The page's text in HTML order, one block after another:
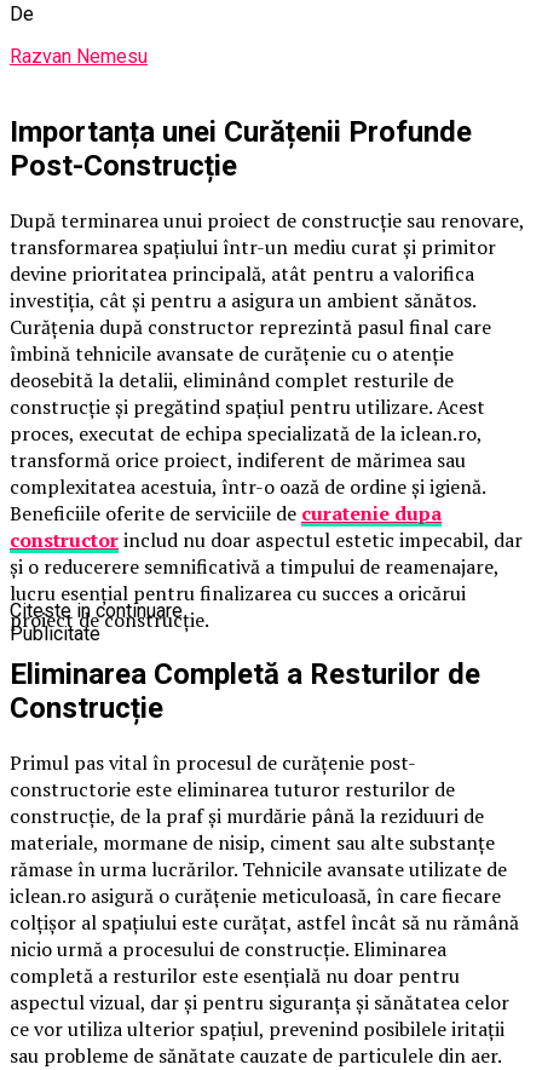
De
Razvan Nemesu
Importanța unei Curățenii Profunde
Post-Construcție
După terminarea unui proiect de construcție sau renovare,
transformarea spațiului într-un mediu curat și primitor
devine prioritatea principală, atât pentru a valorifica
investiția, cât și pentru a asigura un ambient sănătos.
Curățenia după constructor reprezintă pasul final care
îmbină tehnicile avansate de curățenie cu o atenție
deosebită la detalii, eliminând complet resturile de
construcție și pregătind spațiul pentru utilizare. Acest
proces, executat de echipa specializată de la iclean.ro,
transformă orice proiect, indiferent de mărimea sau
complexitatea acestuia, într-o oază de ordine și igienă.
Beneficiile oferite de serviciile de curatenie dupa
constructorinclud nu doar aspectul estetic impecabil, dar
și o reducerere semnificativă a timpului de reamenajare,
lucru esențial pentru finalizarea cu succes a oricărui
proiect de construcție.
Eliminarea Completă a Resturilor de
Construcție
Primul pas vital în procesul de curățenie post-
constructorie este eliminarea tuturor resturilor de
construcție, de la praf și murdărie până la reziduuri de
materiale, mormane de nisip, ciment sau alte substanțe
rămase în urma lucrărilor. Tehnicile avansate utilizate de
iclean.ro asigură o curățenie meticuloasă, în care fiecare
colțișor al spațiului este curățat, astfel încât să nu rămână
nicio urmă a procesului de construcție. Eliminarea
completă a resturilor este esențială nu doar pentru
aspectul vizual, dar și pentru siguranța și sănătatea celor
ce vor utiliza ulterior spațiul, prevenind posibilele iritații
sau probleme de sănătate cauzate de particulele din aer.
Citeste in continuare
Publicitate